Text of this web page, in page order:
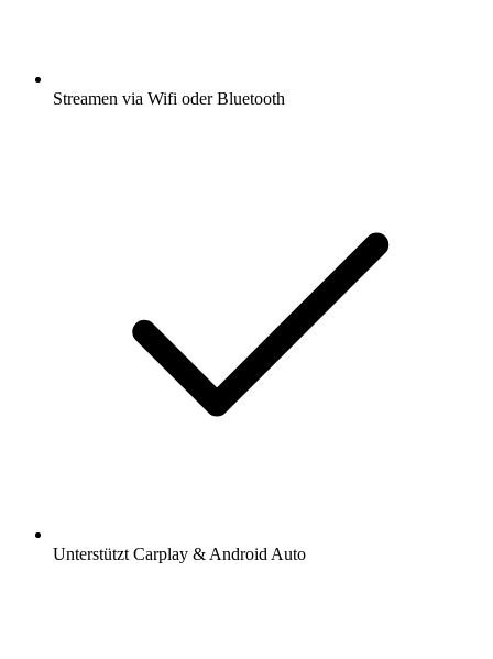
Streamen via Wifi oder Bluetooth
Unterstützt Carplay & Android Auto